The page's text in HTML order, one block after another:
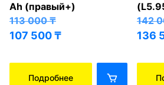
Ah (правый+)
113 000₸
107 500₸
Подробнее
142
136